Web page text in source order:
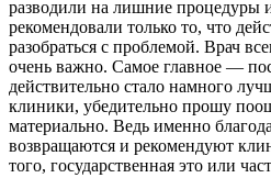
разводили на лишние
рекомендовали только то, что
разобраться с проблемой. Врач
очень важно. Самое главное —
действительно стало намного
клиники, убедительно прошу
материально. Ведь именно
возвращаются и рекомендуют
того, государственная это или